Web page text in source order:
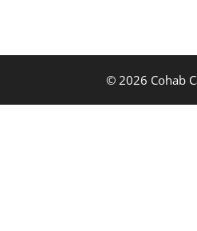
© 2026 Cohab